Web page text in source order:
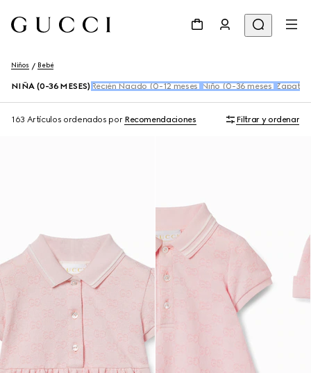
Niños Bebé
NIÑA (0-36 MESES) Recién Nacido (0-12 meses) Niño (0-36 meses)
163 Artículos ordenados por Recomendaciones Filtrar y ordenar